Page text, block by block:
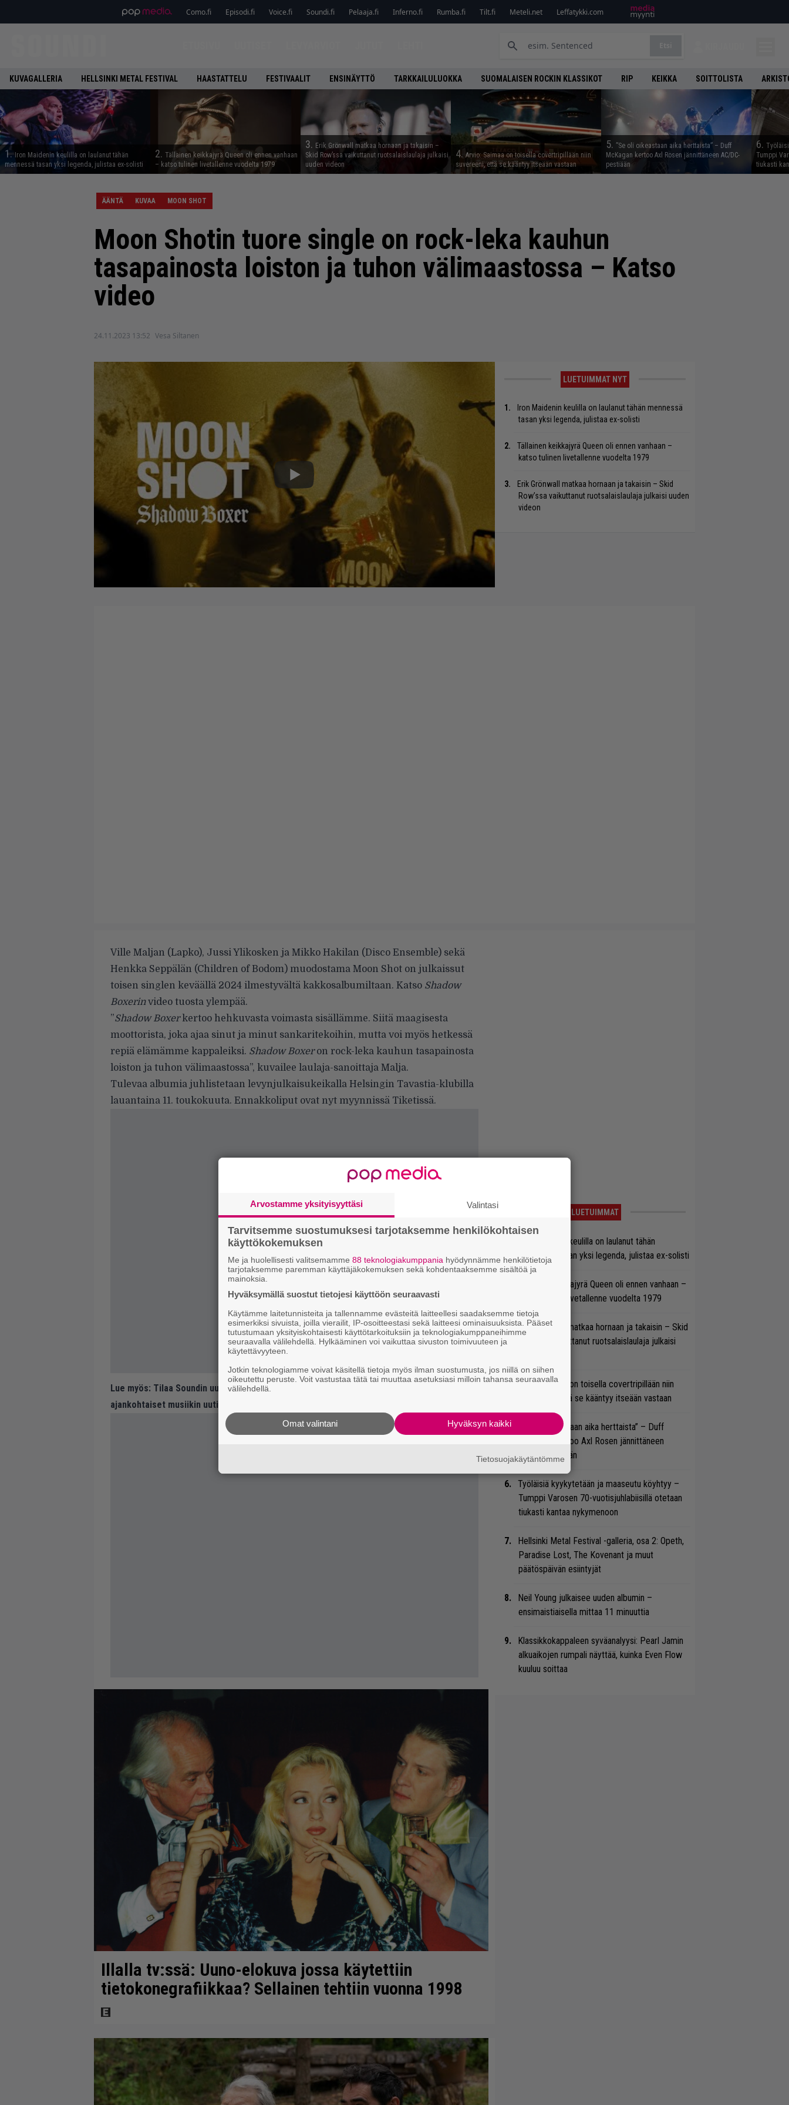
Como.fi Episodi.fi Voice.fi Soundi.fi Pelaaja.fi Inferno.fi Rumba.fi Tilt.fi Meteli.net Leffatykki.com
KUVAGALLERIA HELLSINKI METAL FESTIVAL HAASTATTELU FESTIVAALIT ENSINÄYTTÖ TARKKAILULUOKKA SUOMALAISEN ROCKIN KLASSIKOT RIP KEIKKA SOITTOLISTA
1. Iron Maidenin keulilla on laulanut tähän
mennessä tasan yksi legenda, julistaa ex-solisti
2. Tällainen keikkajyrä Queen oli ennen vanhaan
– katso tulinen livetallenne vuodelta 1979
3. Erik Grönwall matkaa hornaan ja takaisin –
Skid Row’ssa vaikuttanut ruotsalaislaulaja julkaisi
uuden videon
4. Arvio: Saimaa on toisella covertripillään niin
suvereeni, että se kääntyy itseään vastaan
5. ”Se oli oikeastaan aika herttaista” – Duff
McKagan kertoo Axl Rosen jännittäneen AC/DC-
pestiään
6.
Tumppi
tiukasti
ÄÄNTÄ KUVAA MOON SHOT
Moon Shotin tuore single on rock-leka kauhun
tasapainosta loiston ja tuhon välimaastossa – Katso
video
24.11.2023 13:52 Vesa Siltanen
LUETUIMMAT NYT
Iron Maidenin keulilla on laulanut tähän mennessä
tasan yksi legenda, julistaa ex-solisti
Tällainen keikkajyrä Queen oli ennen vanhaan –
katso tulinen livetallenne vuodelta 1979
Erik Grönwall matkaa hornaan ja takaisin – Skid
Row’ssa vaikuttanut ruotsalaislaulaja julkaisi uuden
videon
Ville Maljan (Lapko), Jussi Ylikosken ja Mikko Hakilan (Disco Ensemble) sekä
Henkka Seppälän (Children of Bodom) muodostama Moon Shot on julkaissut
toisen singlen keväällä 2024 ilmestyvältä kakkosalbumiltaan. Katso Shadow
Boxerinvideo tuosta ylempää.
”Shadow Boxerkertoo hehkuvasta voimasta sisällämme. Siitä maagisesta
moottorista, joka ajaa sinut ja minut sankaritekoihin, mutta voi myös hetkessä
repiä elämämme kappaleiksi. Shadow Boxeron rock-leka kauhun tasapainosta
loiston ja tuhon välimaastossa”, kuvailee laulaja-sanoittaja Malja.
Tulevaa albumia juhlistetaan levynjulkaisukeikalla Helsingin Tavastia-klubilla
lauantaina 11. toukokuuta. Ennakkoliput ovat nyt myynnissä Tiketissä.
Lue myös: Tilaa Soundin uutiskirje ja tiedät mistä kahvitauolla puhutaan! Nappaa
ajankohtaiset musiikin uutiset ja puheenaiheet suoraan sähköpostiin tästä.
Illalla tv:ssä: Uuno-elokuva jossa käytettiin
tietokonegrafiikkaa? Sellainen tehtiin vuonna 1998
LUETUIMMAT
Iron Maidenin keulilla on laulanut tähän
mennessä tasan yksi legenda, julistaa ex-solisti
Tällainen keikkajyrä Queen oli ennen vanhaan –
katso tulinen livetallenne vuodelta 1979
Erik Grönwall matkaa hornaan ja takaisin – Skid
Row’ssa vaikuttanut ruotsalaislaulaja julkaisi
Arvio: Saimaa on toisella covertripillään niin
suvereeni, että se kääntyy itseään vastaan
”Se oli oikeastaan aika herttaista” – Duff
McKagan kertoo Axl Rosen jännittäneen
AC/DC-pestiään
Työläisiä kyykytetään ja maaseutu köyhtyy –
Tumppi Varosen 70-vuotisjuhlabiisillä otetaan
tiukasti kantaa nykymenoon
Hellsinki Metal Festival -galleria, osa 2: Opeth,
Paradise Lost, The Kovenant ja muut
päätöspäivän esiintyjät
Neil Young julkaisee uuden albumin –
ensimaistiaisella mittaa 11 minuuttia
Klassikkokappaleen syväanalyysi: Pearl Jamin
alkuaikojen rumpali näyttää, kuinka Even Flow
kuuluu soittaa
Arvostamme yksityisyyttäsi Valintasi
Tarvitsemme suostumuksesi tarjotaksemme henkilökohtaisen
käyttökokemuksen
Me ja huolellisesti valitsemamme 88 teknologiakumppania hyödynnämme henkilötietoja
tarjotaksemme paremman käyttäjäkokemuksen sekä kohdentaaksemme sisältöä ja
mainoksia.
Hyväksymällä suostut tietojesi käyttöön seuraavasti
Käytämme laitetunnisteita ja tallennamme evästeitä laitteellesi saadaksemme tietoja
esimerkiksi sivuista, joilla vierailit, IP-osoitteestasi sekä laitteesi ominaisuuksista. Pääset
tutustumaan yksityiskohtaisesti käyttötarkoituksiin ja teknologiakumppaneihimme
seuraavalla välilehdellä. Hylkääminen voi vaikuttaa sivuston toimivuuteen ja
käytettävyyteen.
Jotkin teknologiamme voivat käsitellä tietoja myös ilman suostumusta, jos niillä on siihen
oikeutettu peruste. Voit vastustaa tätä tai muuttaa asetuksiasi milloin tahansa seuraavalla
välilehdellä.
Hyväksyn kaikki
Omat valintani
Tietosuojakäytäntömme